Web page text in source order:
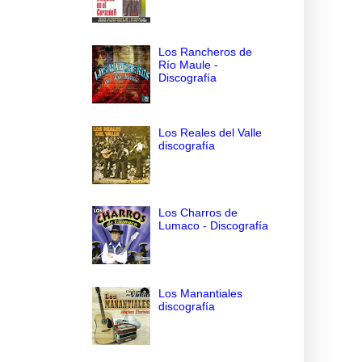
Los Rancheros de
Río Maule -
Discografía
Los Reales del Valle
discografía
Los Charros de
Lumaco - Discografía
Los Manantiales
discografía